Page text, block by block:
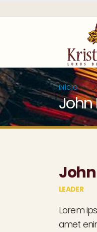
INÍCIO
John
LEADER
Lorem
amet